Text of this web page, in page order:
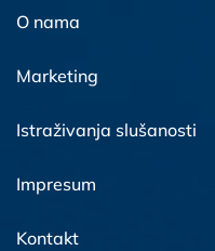
O nama
Marketing
Istraživanja slušanosti
Impresum
Kontakt